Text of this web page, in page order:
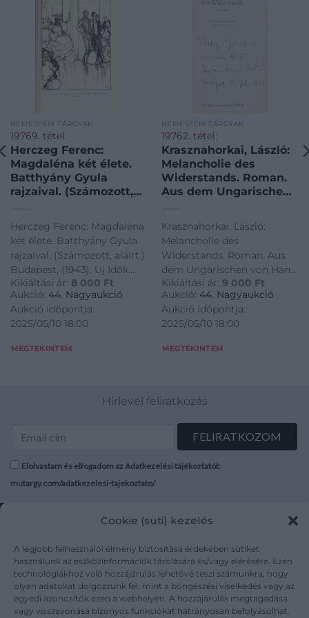
Cookie (süti) kezelés
A legjobb felhasználói élmény biztosítása érdekében sütiket
használunk az eszközinformációk tárolására és/vagy elérésére. Ezen
technológiákhoz való hozzájárulás lehetővé teszi számunkra, hogy
olyan adatokat dolgozzunk fel, mint a böngészési viselkedés vagy az
egyedi azonosítók ezen a webhelyen. A hozzájárulás megtagadása
vagy visszavonása bizonyos funkciókat hátrányosan befolyásolhat.
építőművészetére az
erdélyi népi építészet
komoly hatással volt.
Kós Károly színes
rajzával illusztrált, sérült
gerincű, enyhén foltos
kiadói
NEMESFÉM TÁRGYAK
19769. tétel:
Herczeg Ferenc:
Magdaléna két élete.
Batthyány Gyula
rajzaival. (Számozott,
Intézet Rt. – Singer és
Wolfner (Légrády
Testvérek Rt. ny.) 125 +
[3] p. + 12 t. A címlapon
a szerző saját kezű
aláírása. Kolofon:
„Készült 1943-ban,
Herczeg Ferenc
nyolcvanadik
Az első nyomtatott
bejegyzés. Aranyozott
korabeli félmaroquin
kötésben. Szép
Herczeg Ferenc: Magdaléna
két élete. Batthyány Gyula
rajzaival. (Számozott, aláírt.)
Budapest, (1943). Uj Idők
Irodalmi Intézet Rt. - Singer
és Wolfner (Légrády
Testvérek Rt. ny.) 125 + [3] p.
+ 12 t. A címlapon a szerző
számozott példányban. E
ajándékozási bejegyzés.
Aranyozott gerincű,
álbordázott korabeli
félmaroquin kötésben. Szép
Kikiáltási ár: 8 000 Ft
Aukció: 44. Nagyaukció
Aukció időpontja:
2025/05/10 18:00
MEGTEKINTEM
NEMESFÉM TÁRGYAK
19762. tétel:
Krasznahorkai, László:
Melancholie des
Widerstands. Roman.
Aus dem Ungarischen
László (1954-) Kossuth-
díjas Prima
Primissima-díjas,
Nemzetközi Man
Booker-díjas, Book
Award for Translated-
díjas író által DEDIKÁLT
példány. Frankfurt a.
M., 1995, Fischer
papírkötés, jó
Krasznahorkai, László:
Melancholie des
Widerstands. Roman. Aus
dem Ungarischen von Hans
Skirecki. A szerző,
Krasznahorkai László (1954-)
Kossuth-díjas Prima
Primissima-díjas,
Frankfurt a. M., 1995, Fischer
nyelven. Kiadói papírkötés,
Kikiáltási ár: 9 000 Ft
Aukció: 44. Nagyaukció
Aukció időpontja:
2025/05/10 18:00
MEGTEKINTEM
Hírlevél feliratkozás
Elolvastam és elfogadom az Adatkezelési tájékoztatót:
mutargy.com/adatkezelesi-tajekoztato/
Karrier
Kapcsolat
Áraink
Adatvédelem
Impresszum
Kövesse a műtárgy.com-ot